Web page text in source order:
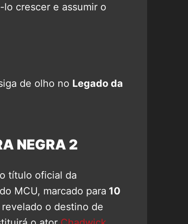
crescer e assumir o
de olho no Legado da
NEGRA 2
título oficial da
MCU, marcado para 10
o destino de